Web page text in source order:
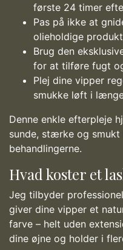
første 24 timer
Pas på ikke at
olieholdige
Brug den
for at tilføre fugt
Plej dine vipper
smukke løft i
Denne enkle efterpleje
sunde, stærke og smukt
behandlingerne.
Hvad koster et
Jeg tilbyder
giver dine vipper et
farve – helt uden
dine øjne og holder i